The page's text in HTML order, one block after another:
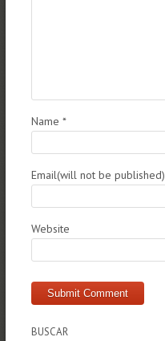
Name *
Email(will not be published)
Website
BUSCAR